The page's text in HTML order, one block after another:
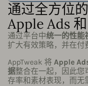
通过全方位
Apple Ads
通过平台中统一的性能
扩大有效策略，并在付
AppTweak 将 Apple
据整合在一起，因此您
存率和素材表现，而无